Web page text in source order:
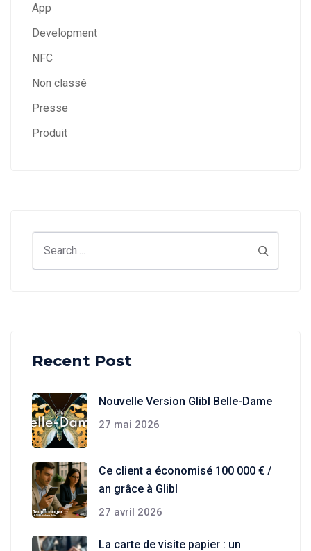
App
Development
NFC
Non classé
Presse
Produit
Recent Post
Nouvelle Version Glibl Belle-Dame
27 mai 2026
Ce client a économisé 100 000 € /
an grâce à Glibl
27 avril 2026
La carte de visite papier : un